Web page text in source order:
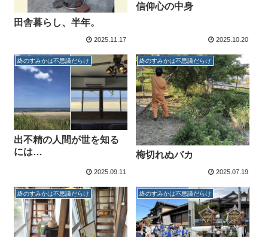
田舎暮らし、半年。
2025.11.17
信仰心の中身
2025.10.20
終のすみかは不思議だらけ
出不精の人間が世を知る
には…
2025.09.11
終のすみかは不思議だらけ
梅切れぬバカ
2025.07.19
終のすみかは不思議だらけ 終のすみかは不思議だらけ